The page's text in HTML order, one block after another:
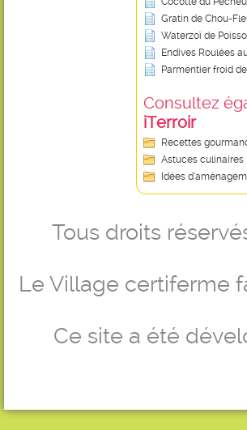
Gratin de Chou-
Waterzoï de
Endives Roulées
Parmentier froid
Consultez
iTerroir
Recettes
Astuces culinaires
Idées
Tous droits
Le Village certiferme
Ce site a été